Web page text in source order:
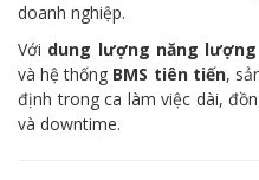
doanh nghiệp.
Với dung lượng năng lượng
và hệ thống BMS tiên tiến,
định trong ca làm việc dài,
và downtime.